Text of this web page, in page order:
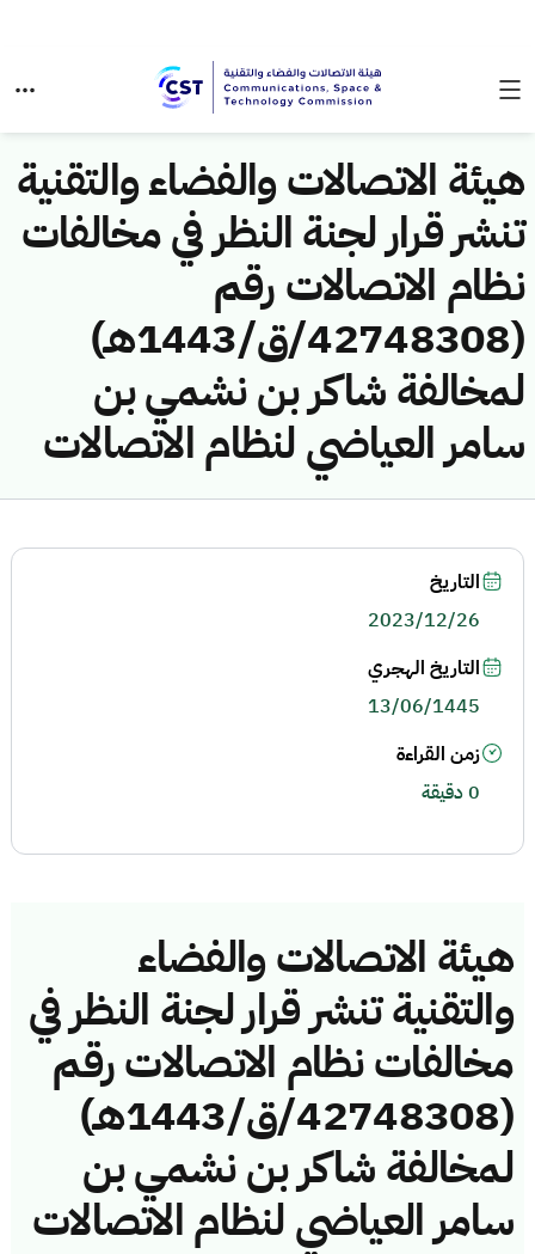
هيئة الاتصالات والفضاء والتقنية
تنشر قرار لجنة النظر في مخالفات
نظام الاتصالات رقم
(42748308/ق/1443هـ)
لمخالفة شاكر بن نشمي بن
سامر العياضي لنظام الاتصالات
هيئة الاتصالات والفضاء
والتقنية تنشر قرار لجنة النظر في
مخالفات نظام الاتصالات رقم
(42748308/ق/1443هـ)
لمخالفة شاكر بن نشمي بن
سامر العياضي لنظام الاتصالات
التاريخ
2023/12/26
التاريخ الهجري
13/06/1445
زمن القراءة
0 دقيقة